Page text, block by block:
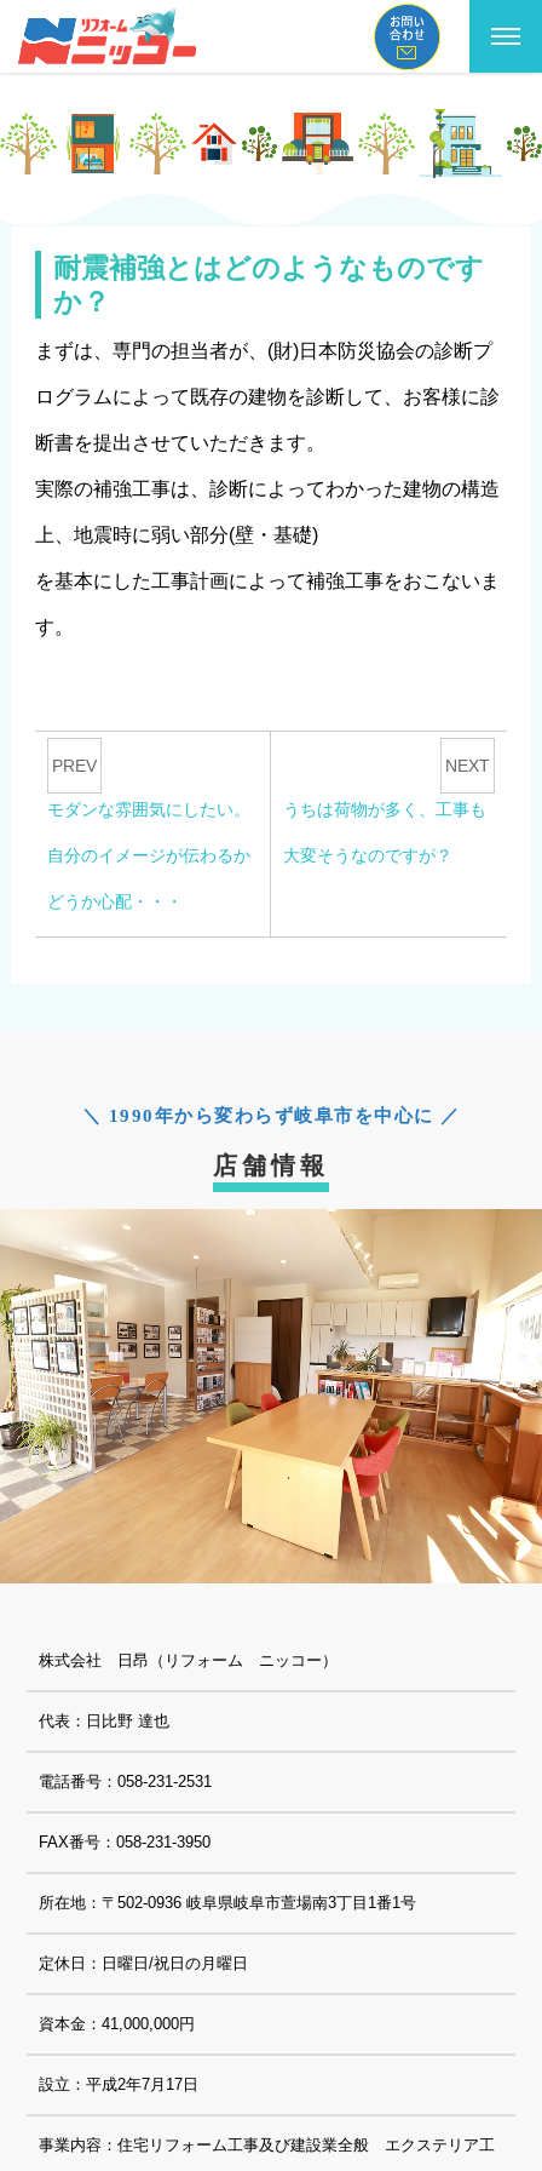
ン
耐震補強とはどのようなものです
か？
まずは、専門の担当者が、(財)日本防災協会の診断プ
ログラムによって既存の建物を診断して、お客様に診
断書を提出させていただきます。
実際の補強工事は、診断によってわかった建物の構造
上、地震時に弱い部分(壁・基礎)
を基本にした工事計画によって補強工事をおこないま
す。
PREV
モダンな雰囲気にしたい。
自分のイメージが伝わるか
どうか心配・・・
NEXT
うちは荷物が多く、工事も
大変そうなのですが？
＼ 1990年から変わらず岐阜市を中心に ／
店舗情報
株式会社 日昂（リフォーム ニッコー）
代表：日比野 達也
電話番号：058-231-2531
FAX番号：058-231-3950
所在地：〒502-0936 岐阜県岐阜市萱場南3丁目1番1号
定休日：日曜日/祝日の月曜日
資本金：41,000,000円
設立：平成2年7月17日
事業内容：住宅リフォーム工事及び建設業全般 エクステリア工